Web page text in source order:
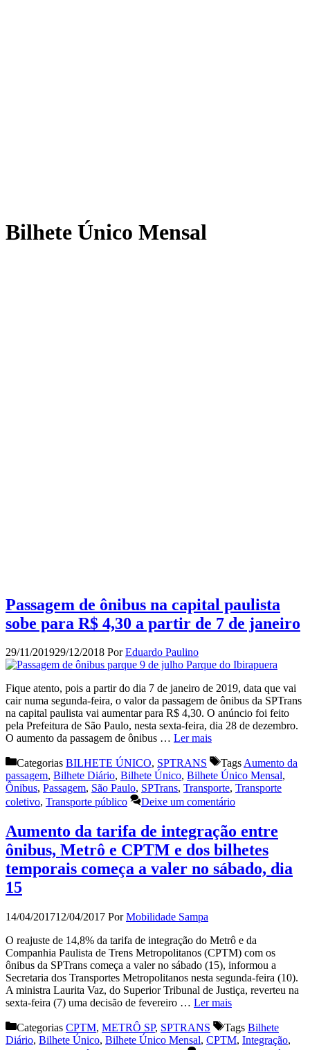
Bilhete Único Mensal
Passagem de ônibus na capital paulista
sobe para R$ 4,30 a partir de 7 de janeiro
29/11/201929/12/2018 PorEduardo Paulino
Fique atento, pois a partir do dia 7 de janeiro de 2019, data que vai
cair numa segunda-feira, o valor da passagem de ônibus da SPTrans
na capital paulista vai aumentar para R$ 4,30. O anúncio foi feito
pela Prefeitura de São Paulo, nesta sexta-feira, dia 28 de dezembro.
O aumento da passagem de ônibus … Ler mais
Categorias BILHETE ÚNICO, SPTRANS TagsAumento da
passagem, Bilhete Diário, Bilhete Único, Bilhete Único Mensal,
Ônibus, Passagem, São Paulo, SPTrans, Transporte, Transporte
coletivo, Transporte público Deixe um comentário
Aumento da tarifa de integração entre
ônibus, Metrô e CPTM e dos bilhetes
temporais começa a valer no sábado, dia
15
14/04/201712/04/2017 PorMobilidade Sampa
O reajuste de 14,8% da tarifa de integração do Metrô e da
Companhia Paulista de Trens Metropolitanos (CPTM) com os
ônibus da SPTrans começa a valer no sábado (15), informou a
Secretaria dos Transportes Metropolitanos nesta segunda-feira (10).
A ministra Laurita Vaz, do Superior Tribunal de Justiça, reverteu na
sexta-feira (7) uma decisão de fevereiro … Ler mais
Categorias CPTM, METRÔ SP, SPTRANS Tags Bilhete
Diário, Bilhete Único, Bilhete Único Mensal, CPTM, Integração,